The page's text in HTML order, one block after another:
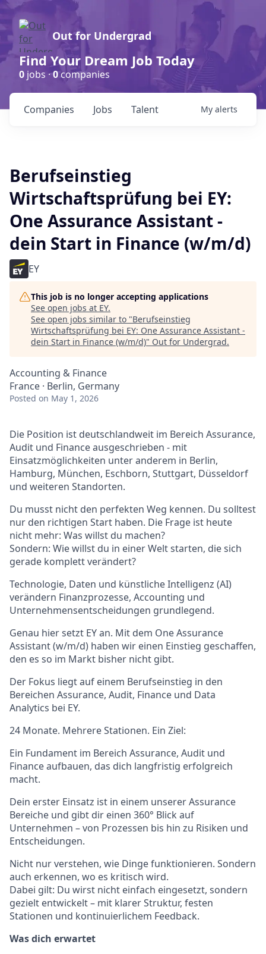
Out for Undergrad
Find Your Dream Job Today
0 jobs ·0companies
Jobs
Companies Talent My alerts
Berufseinstieg
Wirtschaftsprüfung bei EY:
One Assurance Assistant -
dein Start in Finance (w/m/d)
EY
This job is no longer accepting applications
See open jobs at EY.
See open jobs similar to "Berufseinstieg
Wirtschaftsprüfung bei EY: One Assurance Assistant -
dein Start in Finance (w/m/d)" Out for Undergrad.
Accounting & Finance
France · Berlin, Germany
Posted on May 1, 2026
Die Position ist deutschlandweit im Bereich Assurance,
Audit und Finance ausgeschrieben - mit
Einsatzmöglichkeiten unter anderem in Berlin,
Hamburg, München, Eschborn, Stuttgart, Düsseldorf
und weiteren Standorten.
Du musst nicht den perfekten Weg kennen. Du solltest
nur den richtigen Start haben. Die Frage ist heute
nicht mehr: Was willst du machen?
Sondern: Wie willst du in einer Welt starten, die sich
gerade komplett verändert?
Technologie, Daten und künstliche Intelligenz (AI)
verändern Finanzprozesse, Accounting und
Unternehmensentscheidungen grundlegend.
Genau hier setzt EY an. Mit dem One Assurance
Assistant (w/m/d) haben wir einen Einstieg geschaffen,
den es so im Markt bisher nicht gibt.
Der Fokus liegt auf einem Berufseinstieg in den
Bereichen Assurance, Audit, Finance und Data
Analytics bei EY.
24 Monate. Mehrere Stationen. Ein Ziel:
Ein Fundament im Bereich Assurance, Audit und
Finance aufbauen, das dich langfristig erfolgreich
macht.
Dein erster Einsatz ist in einem unserer Assurance
Bereiche und gibt dir einen 360° Blick auf
Unternehmen – von Prozessen bis hin zu Risiken und
Entscheidungen.
Nicht nur verstehen, wie Dinge funktionieren. Sondern
auch erkennen, wo es kritisch wird.
Dabei gilt: Du wirst nicht einfach eingesetzt, sondern
gezielt entwickelt – mit klarer Struktur, festen
Stationen und kontinuierlichem Feedback.
Was dich erwartet